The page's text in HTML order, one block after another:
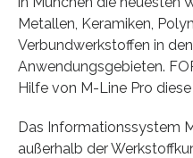
Metallen, Keramiken,
Verbundwerkstoffen in
Anwendungsgebieten.
Hilfe von M-Line Pro
Das Informationssystem
außerhalb der